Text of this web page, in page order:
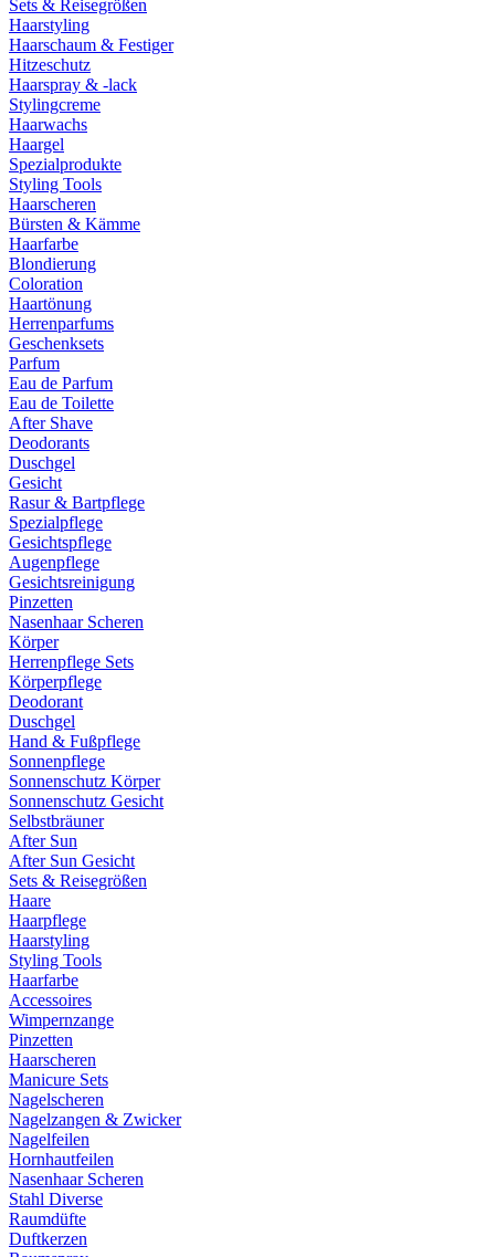
Sets & Reisegrößen
Haarstyling
Haarschaum & Festiger
Hitzeschutz
Haarspray & -lack
Stylingcreme
Haarwachs
Haargel
Spezialprodukte
Styling Tools
Haarscheren
Bürsten & Kämme
Haarfarbe
Blondierung
Coloration
Haartönung
Herrenparfums
Geschenksets
Parfum
Eau de Parfum
Eau de Toilette
After Shave
Deodorants
Duschgel
Gesicht
Rasur & Bartpflege
Spezialpflege
Gesichtspflege
Augenpflege
Gesichtsreinigung
Pinzetten
Nasenhaar Scheren
Körper
Herrenpflege Sets
Körperpflege
Deodorant
Duschgel
Hand & Fußpflege
Sonnenpflege
Sonnenschutz Körper
Sonnenschutz Gesicht
Selbstbräuner
After Sun
After Sun Gesicht
Sets & Reisegrößen
Haare
Haarpflege
Haarstyling
Styling Tools
Haarfarbe
Accessoires
Wimpernzange
Pinzetten
Haarscheren
Manicure Sets
Nagelscheren
Nagelzangen & Zwicker
Nagelfeilen
Hornhautfeilen
Nasenhaar Scheren
Stahl Diverse
Raumdüfte
Duftkerzen